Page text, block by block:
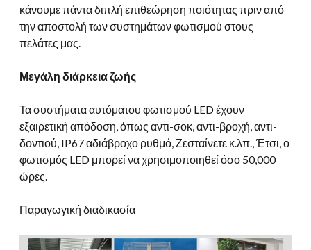
κάνουμε πάντα διπλή επιθεώρηση ποιότητας πριν από
την αποστολή των συστημάτων φωτισμού στους
πελάτες μας.
Μεγάλη διάρκεια ζωής
Τα συστήματα αυτόματου φωτισμού LED έχουν
εξαιρετική απόδοση, όπως αντι-σοκ, αντι-βροχή, αντι-
δοντιού, IP67 αδιάβροχο ρυθμό, Ζεσταίνετε κ.λπ., Έτσι, ο
φωτισμός LED μπορεί να χρησιμοποιηθεί όσο 50,000
ώρες.
Παραγωγική διαδικασία